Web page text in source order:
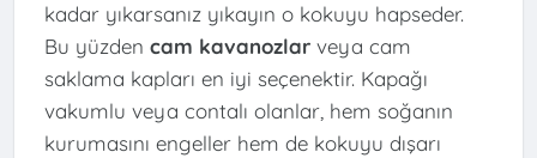
kadar yıkarsanız yıkayın o kokuyu hapseder.
Bu yüzden cam kavanozlarveya cam
saklama kapları en iyi seçenektir. Kapağı
vakumlu veya contalı olanlar, hem soğanın
kurumasını engeller hem de kokuyu dışarı